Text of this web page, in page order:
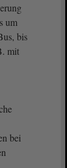
um
bis
mit
bei